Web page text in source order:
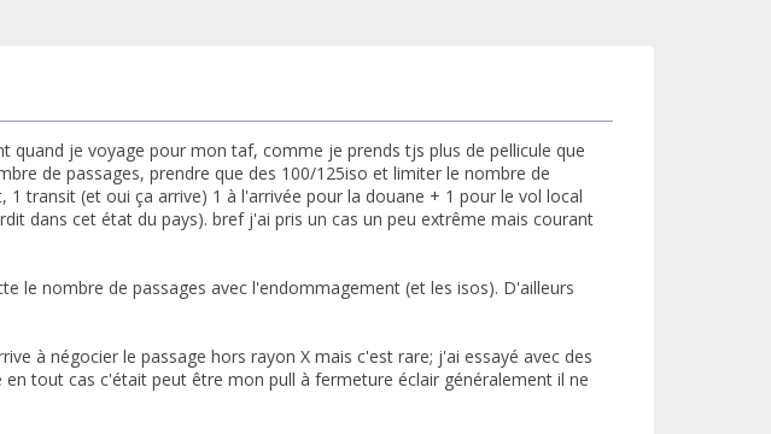
quand je voyage pour mon taf, comme je prends tjs plus de pellicule que
de passages, prendre que des 100/125iso et limiter le nombre de
transit (et oui ça arrive) 1 à l'arrivée pour la douane + 1 pour le vol local
dans cet état du pays). bref j'ai pris un cas un peu extrême mais courant
le nombre de passages avec l'endommagement (et les isos). D'ailleurs
à négocier le passage hors rayon X mais c'est rare; j'ai essayé avec des
tout cas c'était peut être mon pull à fermeture éclair généralement il ne